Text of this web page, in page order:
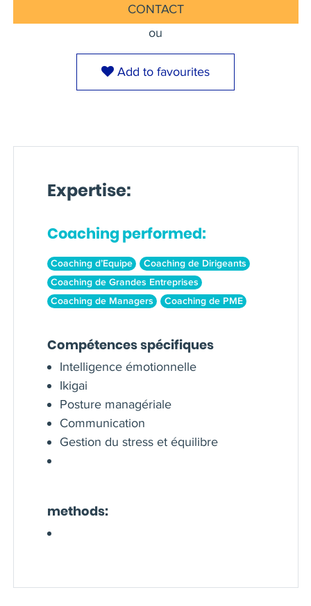
CONTACT
ou
Add to favourites
Expertise:
Coaching performed:
Coaching d’Equipe
Coaching de Dirigeants
Coaching de Grandes Entreprises
Coaching de Managers
Coaching de PME
Compétences spécifiques
Intelligence émotionnelle
Ikigai
Posture managériale
Communication
Gestion du stress et équilibre
methods: